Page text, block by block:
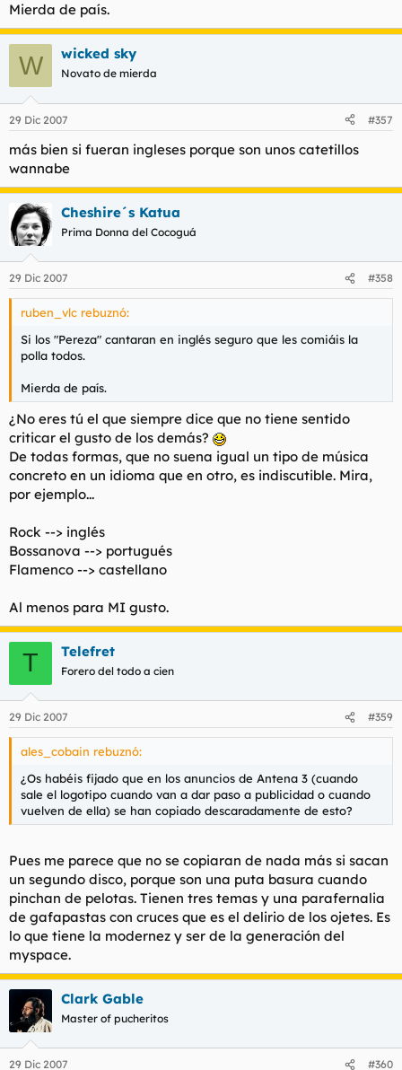
Mierda de país.
W wicked sky
Novato de mierda
29 Dic 2007 #357
más bien si fueran ingleses porque son unos catetillos
wannabe
Cheshire´s Katua
Prima Donna del Cocoguá
29 Dic 2007 #358
ruben_vlc rebuznó:
Si los "Pereza" cantaran en inglés seguro que les comiáis la
polla todos.
Mierda de país.
¿No eres tú el que siempre dice que no tiene sentido
criticar el gusto de los demás?
De todas formas, que no suena igual un tipo de música
concreto en un idioma que en otro, es indiscutible. Mira,
por ejemplo...
Rock --> inglés
Bossanova --> portugués
Flamenco --> castellano
Al menos para MI gusto.
T Telefret
Forero del todo a cien
29 Dic 2007 #359
ales_cobain rebuznó:
¿Os habéis fijado que en los anuncios de Antena 3 (cuando
sale el logotipo cuando van a dar paso a publicidad o cuando
vuelven de ella) se han copiado descaradamente de esto?
Pues me parece que no se copiaran de nada más si sacan
un segundo disco, porque son una puta basura cuando
pinchan de pelotas. Tienen tres temas y una parafernalia
de gafapastas con cruces que es el delirio de los ojetes. Es
lo que tiene la modernez y ser de la generación del
myspace.
Clark Gable
Master of pucheritos
29 Dic 2007 #360